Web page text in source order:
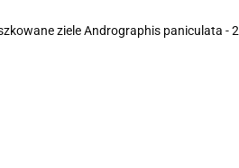
ziele Andrographis paniculata -